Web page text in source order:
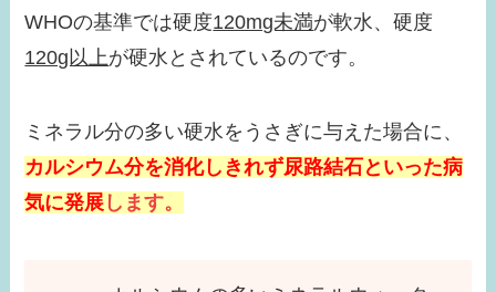
WHOの基準では硬度120mg未満が軟水、硬度
120g以上が硬水とされているのです。
ミネラル分の多い硬水をうさぎに与えた場合に、
カルシウム分を消化しきれず尿路結石といった病
気に発展 します。